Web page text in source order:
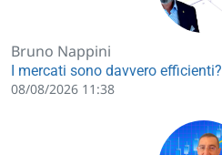
Bruno Nappini
I mercati sono davvero efficienti?
08/08/2026 11:38